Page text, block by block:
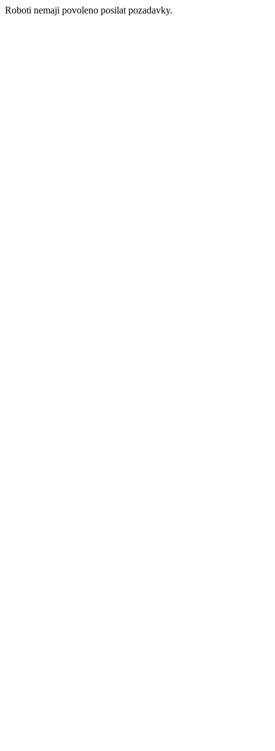
Roboti nemaji povoleno posilat pozadavky.